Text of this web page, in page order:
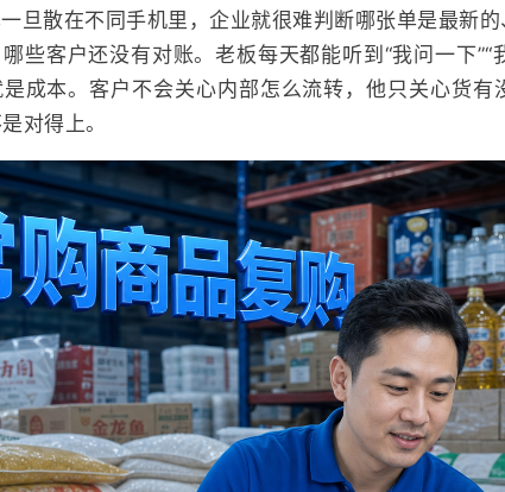
旦散在不同手机里，企业就很难判断哪张单是最新
些客户还没有对账。老板每天都能听到“我问一下”“
成本。客户不会关心内部怎么流转，他只关心货有
对得上。